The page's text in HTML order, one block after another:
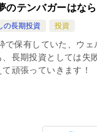
のテンバガーはな
の長期投資 投資
で保有していた、ウ
、長期投資としては失
頑張っていきます！